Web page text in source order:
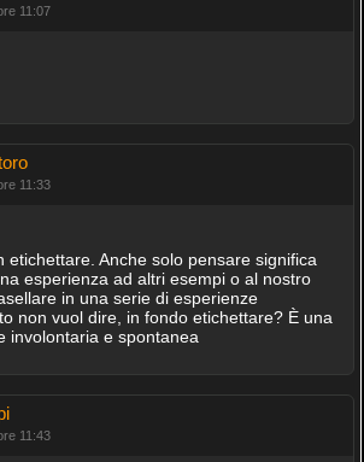
11:07
11:33
etichettare. Anche solo pensare significa
esperienza ad altri esempi o al nostro
in una serie di esperienze
non vuol dire, in fondo etichettare? È una
involontaria e spontanea
11:43